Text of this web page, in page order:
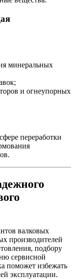
минеральных
и огнеупорных
переработки
валковых
производителей
подбору
сервисной
поможет избежать
эксплуатации.